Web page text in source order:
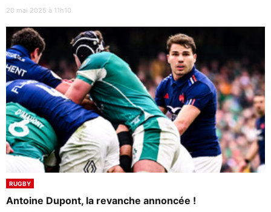
20 mai 2025 à 11h10
RUGBY
Antoine Dupont, la revanche annoncée !